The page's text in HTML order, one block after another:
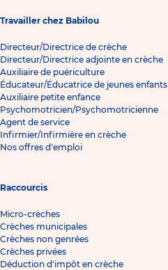
Travailler chez Babilou
Directeur/Directrice de crèche
Directeur/Directrice adjointe en crèche
Auxiliaire de puériculture
Éducateur/Éducatrice de jeunes enfants
Auxiliaire petite enfance
Psychomotricien/Psychomotricienne
Agent de service
Infirmier/Infirmière en crèche
Nos offres d'emploi
Raccourcis
Micro-crèches
Crèches municipales
Crèches non genrées
Crèches privées
Déduction d'impôt en crèche